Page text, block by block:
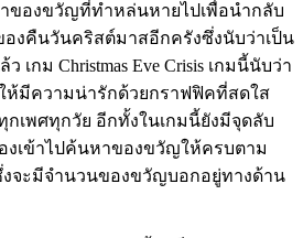
ของขวัญที่ทำหล่นหายไปเพื่อนำกลับ
องคืนวันคริสต์มาสอีกครังซึ่งนับว่าเป็น
เกม Christmas Eve Crisis เกมนี้นับว่า
ห้มีความน่ารักด้วยกราฟฟิคที่สดใส
กเพศทุกวัย อีกทั้งในเกมนี้ยังมีจุดลับ
เข้าไปค้นหาของขวัญให้ครบตาม
จะมีจำนวนของขวัญบอกอยู่ทางด้าน